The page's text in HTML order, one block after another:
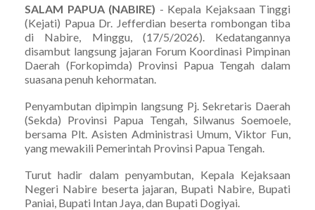
SALAM PAPUA (NABIRE) - Kepala Kejaksaan Tinggi
(Kejati) Papua Dr. Jefferdian beserta rombongan tiba
di Nabire, Minggu, (17/5/2026). Kedatangannya
disambut langsung jajaran Forum Koordinasi Pimpinan
Daerah (Forkopimda) Provinsi Papua Tengah dalam
suasana penuh kehormatan.
Penyambutan dipimpin langsung Pj. Sekretaris Daerah
(Sekda) Provinsi Papua Tengah, Silwanus Soemoele,
bersama Plt. Asisten Administrasi Umum, Viktor Fun,
yang mewakili Pemerintah Provinsi Papua Tengah.
Turut hadir dalam penyambutan, Kepala Kejaksaan
Negeri Nabire beserta jajaran, Bupati Nabire, Bupati
Paniai, Bupati Intan Jaya, dan Bupati Dogiyai.